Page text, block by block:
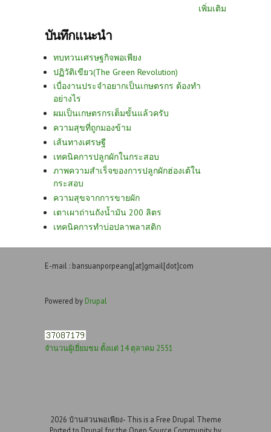
เพิ่มเติม
บันทึกแนะนำ
ทบทวนเศรษฐกิจพอเพียง
ปฏิวัติเขียว(The Green Revolution)
เบื่องานประจำอยากเป็นเกษตรกร ต้องทำ
อย่างไร
ผมเป็นเกษตรกรเต็มขั้นแล้วครับ
ความสุขที่ถูกมองข้าม
เส้นทางเศรษฐี
เทคนิคการปลูกผักในกระสอบ
ภาพความสำเร็จของการปลูกผักฮ่องเต้ใน
กระสอบ
ความสุขจากการขายผัก
เตาเผาถ่านถังน้ำมัน 200 ลิตร
เทคนิคการทำบ่อปลาพลาสติก
E-mail : bansuanporpeang[at]gmail[dot]com
Powered by Drupal
จำนวนผู้เยี่ยมชม ตั้งแต่ 14 ตุลาคม 2551
2026 บ้านสวนพอเพียง- This is a Free Drupal Theme